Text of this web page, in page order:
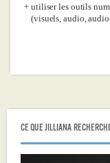
utiliser les outils
(visuels, audio,
CE QUE JILLIANA